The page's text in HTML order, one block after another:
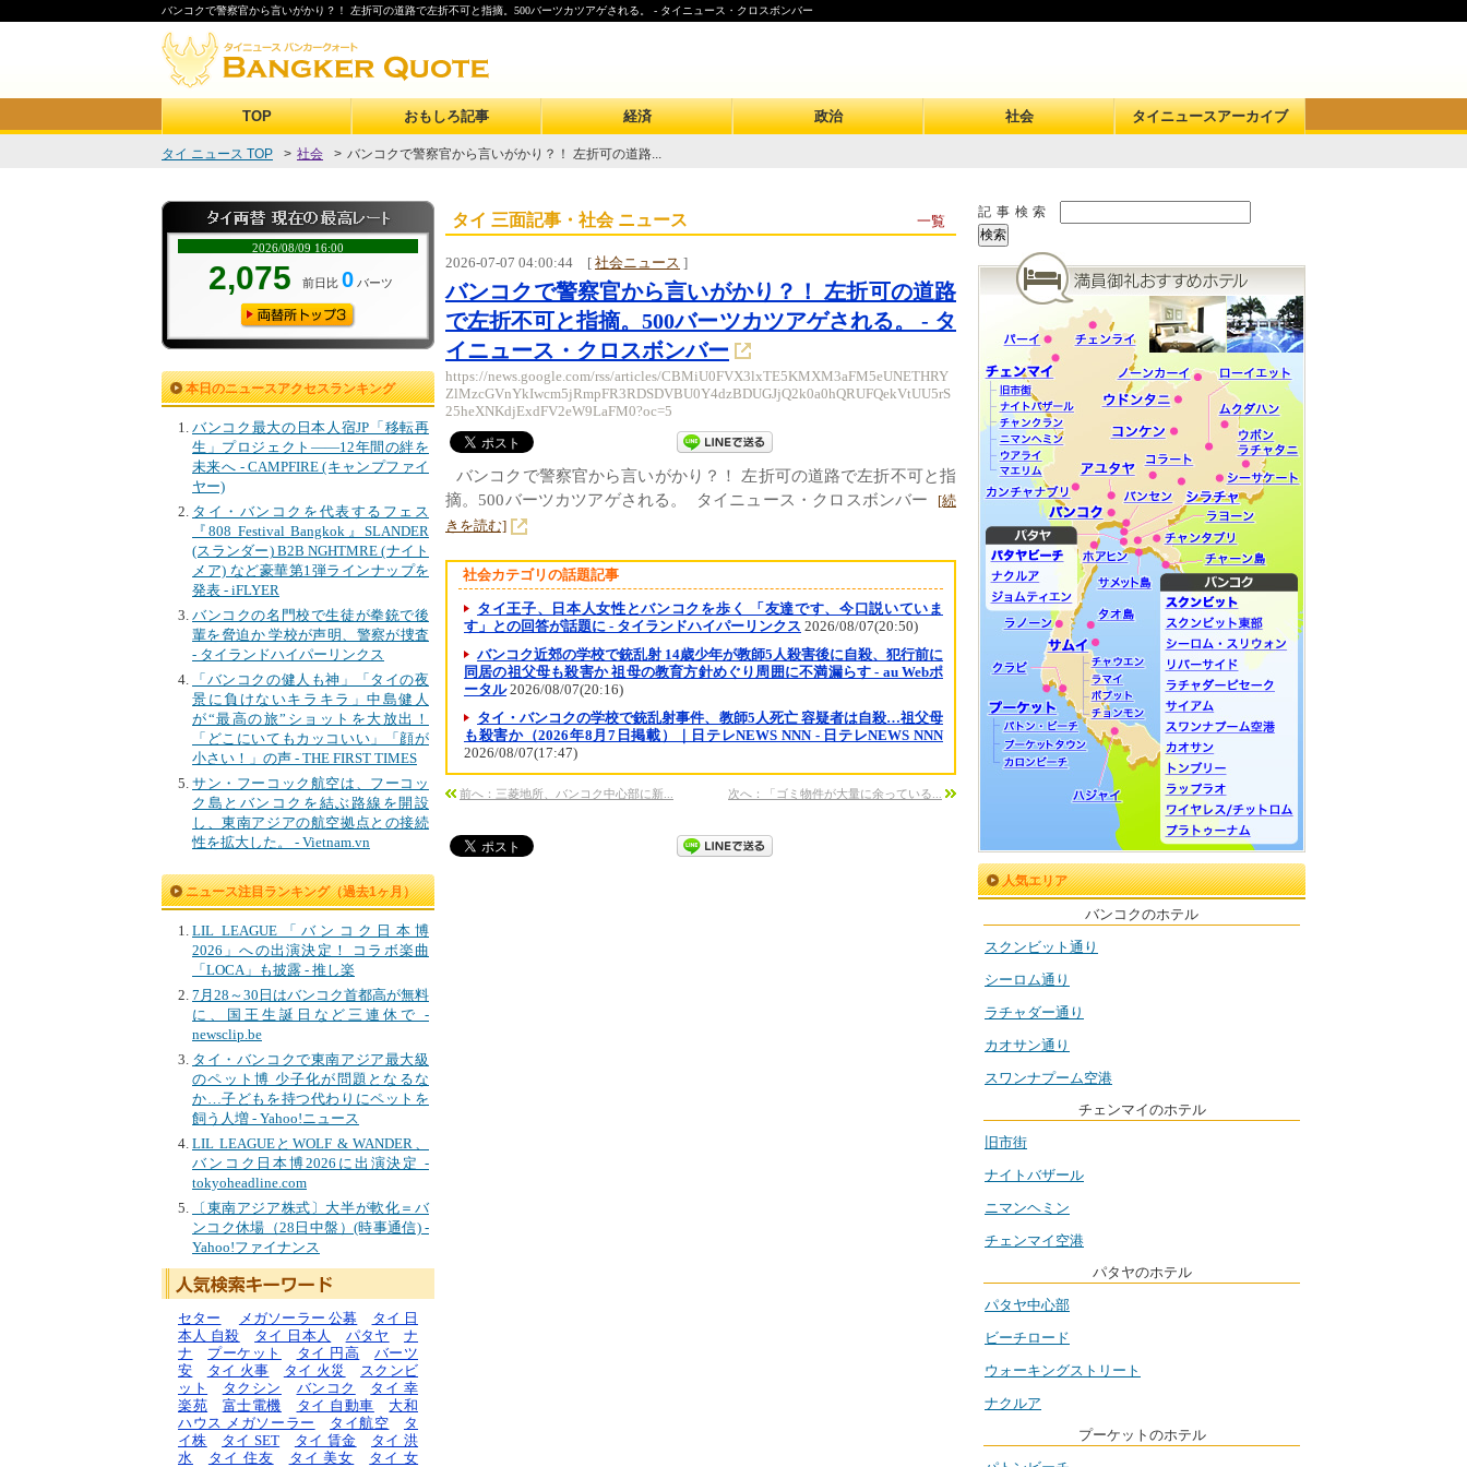
バンコクで警察官から言いがかり？！ 左折可の道路で左折不可と指摘。500バーツカツアゲされる。 - タイニュース・クロスボンバー
TOP おもしろ記事 経済 政治 社会 タイニュースアーカイブ
タイ ニュース TOP > 社会 > バンコクで警察官から言いがかり？！ 左折可の道路...
本日のニュースアクセスランキング
バンコク最大の日本人宿JP「移転再
生」プロジェクト――12年間の絆を
未来へ - CAMPFIRE (キャンプファイ
ヤー)
タイ・バンコクを代表するフェス
『808 Festival Bangkok』SLANDER
(スランダー) B2B NGHTMRE (ナイト
メア) など豪華第1弾ラインナップを
発表 - iFLYER
バンコクの名門校で生徒が拳銃で後
輩を脅迫か 学校が声明、警察が捜査
- タイランドハイパーリンクス
「バンコクの健人も神」「タイの夜
景に負けないキラキラ」中島健人
が“最高の旅”ショットを大放出！
「どこにいてもカッコいい」「顔が
小さい！」の声 - THE FIRST TIMES
サン・フーコック航空は、フーコッ
ク島とバンコクを結ぶ路線を開設
し、東南アジアの航空拠点との接続
性を拡大した。 - Vietnam.vn
ニュース注目ランキング（過去1ヶ月）
LIL LEAGUE「バンコク日本博
2026」への出演決定！ コラボ楽曲
「LOCA」も披露 - 推し楽
7月28～30日はバンコク首都高が無料
に、国王生誕日など三連休で -
newsclip.be
タイ・バンコクで東南アジア最大級
のペット博 少子化が問題となるな
か…子どもを持つ代わりにペットを
飼う人増 - Yahoo!ニュース
LIL LEAGUEとWOLF & WANDER、
バンコク日本博2026に出演決定 -
tokyoheadline.com
〔東南アジア株式〕大半が軟化＝バ
ンコク休場（28日中盤）(時事通信) -
Yahoo!ファイナンス
セター メガソーラー 公募
タイ 日
本人 自殺
タイ 日本人 パタヤ
ナ
ナ
プーケット タイ 円高
バーツ
安
タイ 火事 タイ 火災
スクンビ
ット
タクシン バンコク
タイ 幸
楽苑
富士電機 タイ 自動車
大和
ハウス メガソーラー
タイ航空
タ
イ株
タイ SET タイ 賃金
タイ 洪
水
タイ 住友 タイ 美女 タイ 女
タイ 三面記事・社会 ニュース 一覧
2026-07-07 04:00:44 [ 社会ニュース ]
バンコクで警察官から言いがかり？！ 左折可の道路
で左折不可と指摘。500バーツカツアゲされる。 - タ
イニュース・クロスボンバー
https://news.google.com/rss/articles/CBMiU0FVX3lxTE5KMXM3aFM5eUNETHRY
ZlMzcGVnYkIwcm5jRmpFR3RDSDVBU0Y4dzBDUGJjQ2k0a0hQRUFQekVtUU5rS
25heXNKdjExdFV2eW9LaFM0?oc=5
バンコクで警察官から言いがかり？！ 左折可の道路で左折不可と指
摘。500バーツカツアゲされる。 タイニュース・クロスボンバー
[続
きを読む]
社会カテゴリの話題記事
タイ王子、日本人女性とバンコクを歩く 「友達です、今口説いていま
す」との回答が話題に - タイランドハイパーリンクス 2026/08/07(20:50)
バンコク近郊の学校で銃乱射 14歳少年が教師5人殺害後に自殺、犯行前に
同居の祖父母も殺害か 祖母の教育方針めぐり周囲に不満漏らす - au Webポ
ータル2026/08/07(20:16)
タイ・バンコクの学校で銃乱射事件、教師5人死亡 容疑者は自殺…祖父母
も殺害か（2026年8月7日掲載）｜日テレNEWS NNN - 日テレNEWS NNN
2026/08/07(17:47)
前へ：三菱地所、バンコク中心部に新... 次へ：「ゴミ物件が大量に余っている...
記事検索